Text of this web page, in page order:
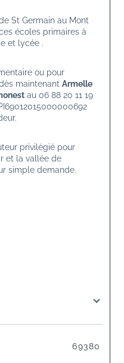
St Germain au Mont
écoles primaires à
et lycée .
ou pour
maintenant Armelle
au 06 88 20 11 19
privilégié pour
et la vallée de
simple demande.
69380